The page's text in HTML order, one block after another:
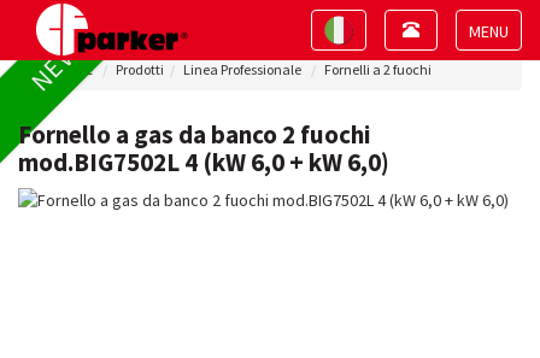
Toggle
Toggle
navigation
Toggle
navigation
Home Prodotti Linea Professionale Fornelli a 2 fuochi
NEW !
Fornello a gas da banco 2 fuochi
mod.BIG7502L 4 (kW 6,0 + kW 6,0)